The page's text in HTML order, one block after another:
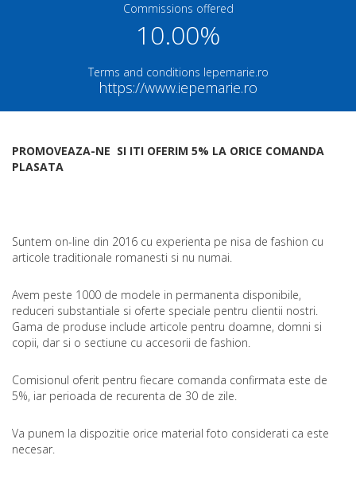
Commissions offered
10.00%
Terms and conditions Iepemarie.ro
https://www.iepemarie.ro
PROMOVEAZA-NE SI ITI OFERIM 5% LA ORICE COMANDA
PLASATA
Suntem on-line din 2016 cu experienta pe nisa de fashion cu
articole traditionale romanesti si nu numai.
Avem peste 1000 de modele in permanenta disponibile,
reduceri substantiale si oferte speciale pentru clientii nostri.
Gama de produse include articole pentru doamne, domni si
copii, dar si o sectiune cu accesorii de fashion.
Comisionul oferit pentru fiecare comanda confirmata este de
5%, iar perioada de recurenta de 30 de zile.
Va punem la dispozitie orice material foto considerati ca este
necesar.